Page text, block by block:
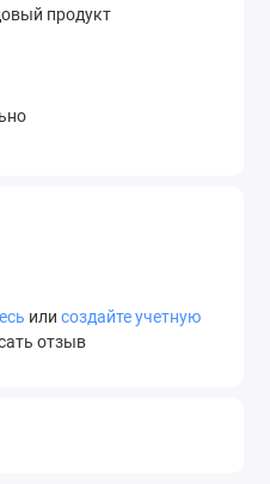
продукт
или создайте учетную
отзыв